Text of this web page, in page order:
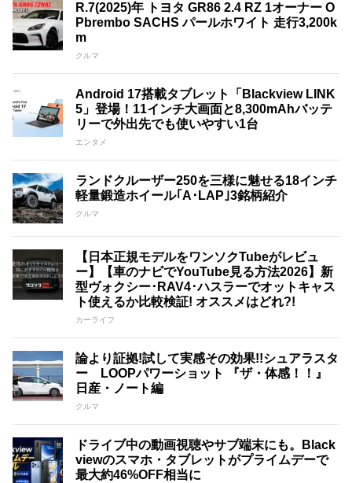
R.7(2025)年 トヨタ GR86 2.4 RZ 1オーナー O
Pbrembo SACHS パールホワイト 走行3,200k
m
クルマ
Android 17搭載タブレット「Blackview LINK
5」登場！11インチ大画面と8,300mAhバッテ
リーで外出先でも使いやすい1台
エンタメ
ランドクルーザー250を三様に魅せる18インチ
軽量鍛造ホイール｢A･LAP｣3銘柄紹介
クルマ
【日本正規モデルをワンソクTubeがレビュ
ー】【車のナビでYouTube見る方法2026】新
型ヴォクシー･RAV4･ハスラーでオットキャス
ト使えるか比較検証! オススメはどれ?!
カーライフ
論より証拠!試して実感その効果!!シュアラスタ
ー LOOPパワーショット 『ザ・体感！！』
日産・ノート編
クルマ
ドライブ中の動画視聴やサブ端末にも。Black
viewのスマホ・タブレットがプライムデーで
最大約46%OFF相当に